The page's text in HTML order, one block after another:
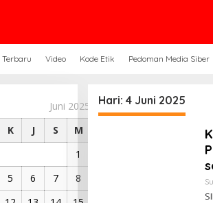
Terbaru Video Kode Etik Pedoman Media Siber
Juni 2025
K J S
M
1
5 6 7
8
Hari: 4 Juni 2025